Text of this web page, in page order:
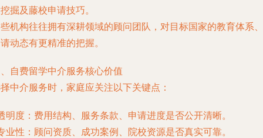
掘及藤校申请技巧。
机构往往拥有深耕领域的顾问团队，对目标国家的教育体系、
动态有更精准的把握。
自费留学中介服务核心价值
中介服务时，家庭应关注以下关键点：
明度：费用结构、服务条款、申请进度是否公开清晰。
业性：顾问资质、成功案例、院校资源是否真实可靠。